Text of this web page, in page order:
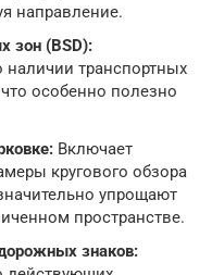
направление.
зон (BSD):
транспортных
особенно полезно
Включает
кругового обзора
упрощают
пространстве.
знаков: